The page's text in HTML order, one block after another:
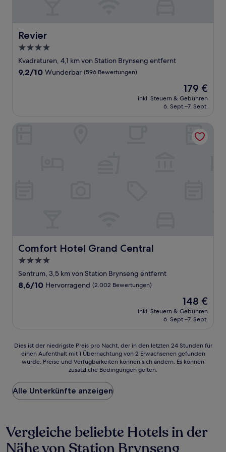
Revier
Revier
4.0-
Sterne-
Unterkunft
Kvadraturen, 4,1 km von Station Brynseng entfernt
9.2
9,2/10 Wunderbar (596 Bewertungen)
Der
Preis
beträgt
179 €
inkl. Steuern & Gebühren
6. Sept.–7. Sept.
Comfort Hotel Grand Central
Comfort Hotel Grand Central
4.0-
Sterne-
Unterkunft
Sentrum, 3,5 km von Station Brynseng entfernt
8.6
8,6/10 Hervorragend (2.002 Bewertungen)
Der
Preis
beträgt
148 €
inkl. Steuern & Gebühren
6. Sept.–7. Sept.
Dies
der
Preis
pro
Nacht,
den
letzten
24 Stunden
Dies ist der niedrigste Preis pro Nacht, der in den letzten 24 Stunden für
einen Aufenthalt mit 1 Übernachtung von 2 Erwachsenen gefunden
wurde. Preise und Verfügbarkeiten können sich ändern. Es können
zusätzliche Bedingungen gelten.
Alle Unterkünfte anzeigen
Vergleiche beliebte Hotels in der